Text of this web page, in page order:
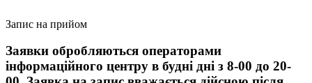
Запис на прийом
Заявки обробляються операторами
інформаційного центру в будні дні з 8-00 до 20-